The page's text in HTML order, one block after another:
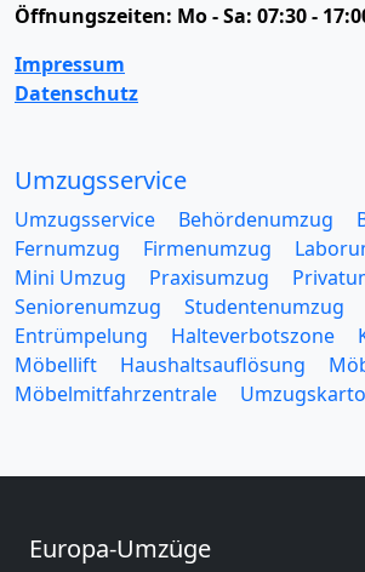
Öffnungszeiten: Mo - Sa: 07:30 -
Impressum
Datenschutz
Umzugsservice
Umzugsservice Behördenumzug
Fernumzug
Firmenumzug
Mini Umzug
Praxisumzug
Seniorenumzug
Studentenumzug
Entrümpelung
Halteverbotszone
Möbellift
Haushaltsauflösung
Möbelmitfahrzentrale
Europa-Umzüge